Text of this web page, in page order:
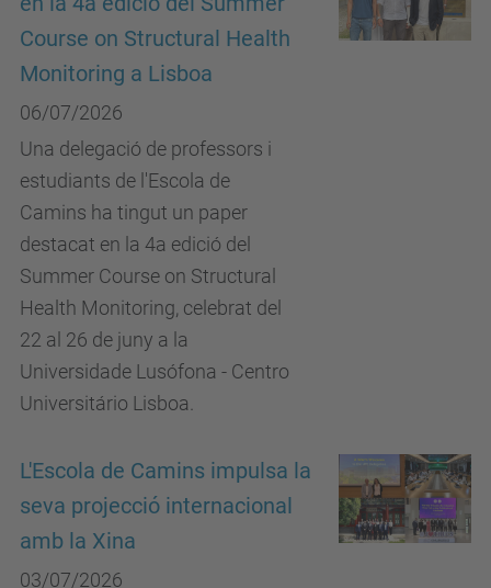
Course on Structural Health
Monitoring a Lisboa
06/07/2026
Una delegació de professors i
estudiants de l'Escola de
Camins ha tingut un paper
destacat en la 4a edició del
Summer Course on Structural
Health Monitoring, celebrat del
22 al 26 de juny a la
Universidade Lusófona - Centro
Universitário Lisboa.
L'Escola de Camins impulsa la
seva projecció internacional
amb la Xina
03/07/2026